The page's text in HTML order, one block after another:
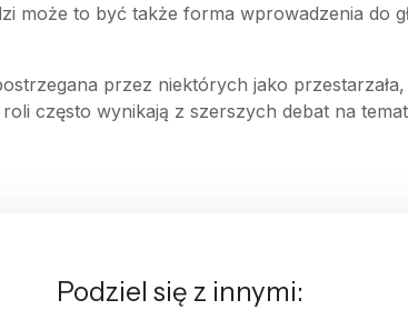
może to być także forma wprowadzenia do
przez niektórych jako
często wynikają z szerszych debat na
Podziel się z innymi: